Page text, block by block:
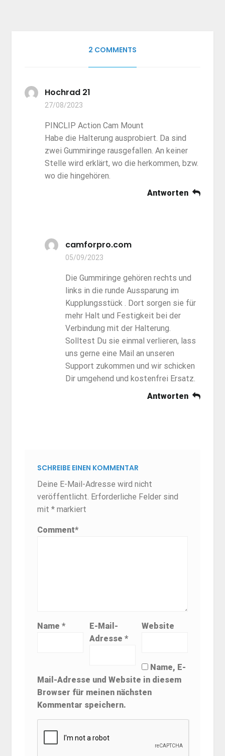
2 COMMENTS
Hochrad 21
27/08/2023
PINCLIP Action Cam Mount
Habe die Halterung ausprobiert. Da sind
zwei Gummiringe rausgefallen. An keiner
Stelle wird erklärt, wo die herkommen, bzw.
wo die hingehören.
Antworten
camforpro.com
05/09/2023
Die Gummiringe gehören rechts und
links in die runde Aussparung im
Kupplungsstück . Dort sorgen sie für
mehr Halt und Festigkeit bei der
Verbindung mit der Halterung.
Solltest Du sie einmal verlieren, lass
uns gerne eine Mail an unseren
Support zukommen und wir schicken
Dir umgehend und kostenfrei Ersatz.
Antworten
SCHREIBE EINEN KOMMENTAR
Deine E-Mail-Adresse wird nicht
veröffentlicht. Erforderliche Felder sind
mit* markiert
Comment*
Name*
E-Mail-
Adresse *
Website
Name, E-
Mail-Adresse und Website in diesem
Browser für meinen nächsten
Kommentar speichern.